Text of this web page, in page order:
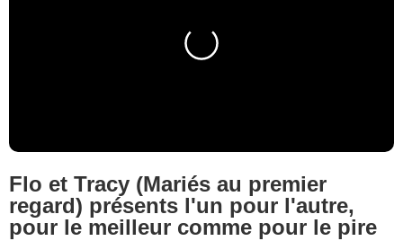
Flo et Tracy (Mariés au premier
regard) présents l'un pour l'autre,
pour le meilleur comme pour le pire